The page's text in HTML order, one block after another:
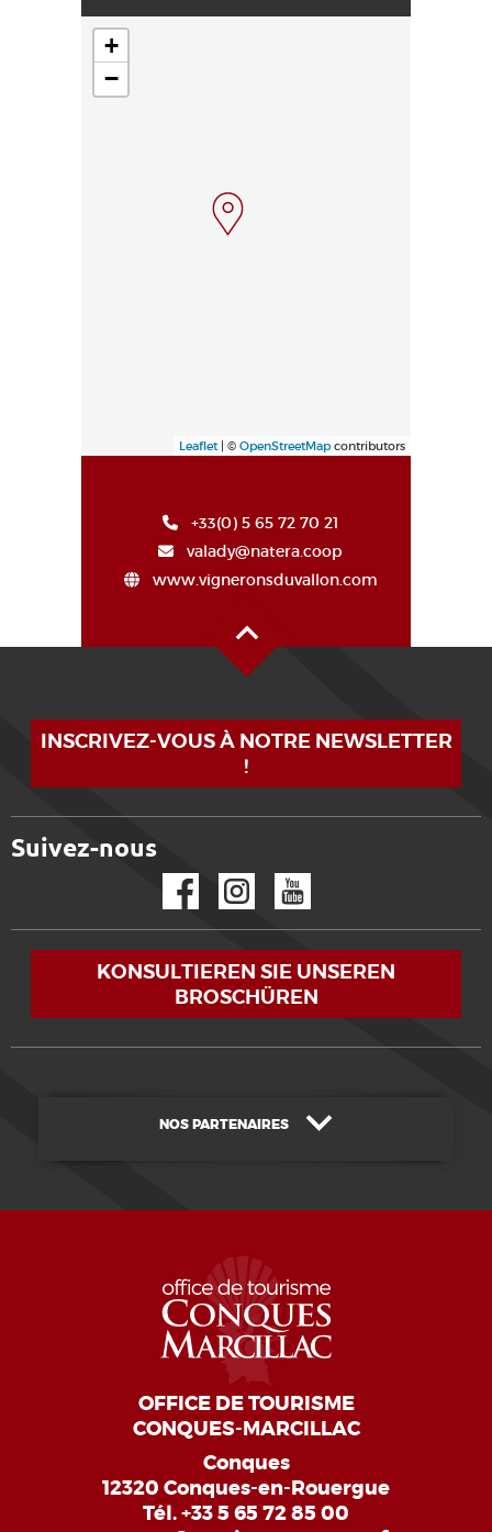
+
−
Leaflet| © OpenStreetMap contributors
+33(0) 5 65 72 70 21
valady@natera.coop
www.vigneronsduvallon.com
INSCRIVEZ-VOUS À NOTRE NEWSLETTER
!
Suivez-nous
KONSULTIEREN SIE UNSEREN
BROSCHÜREN
NOS PARTENAIRES
OFFICE DE TOURISME
CONQUES-MARCILLAC
Conques
12320 Conques-en-Rouergue
Tél.+33 5 65 72 85 00